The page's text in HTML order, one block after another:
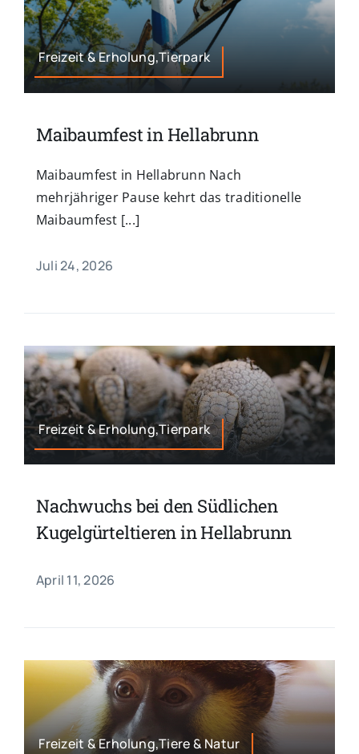
Freizeit & Erholung,Tierpark
Maibaumfest in Hellabrunn
Maibaumfest in Hellabrunn Nach
mehrjähriger Pause kehrt das traditionelle
Maibaumfest [...]
Juli 24, 2026
Freizeit & Erholung,Tierpark
Nachwuchs bei den Südlichen
Kugelgürteltieren in Hellabrunn
April 11, 2026
Freizeit & Erholung,Tiere & Natur